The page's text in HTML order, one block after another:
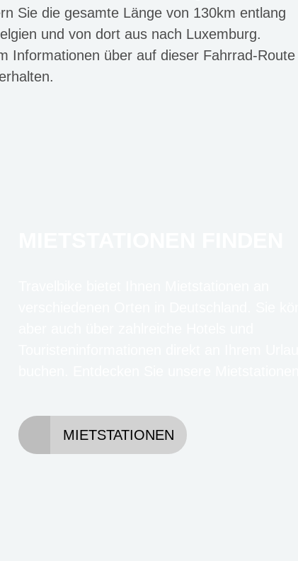
Sie die gesamte Länge von 130km entlang
und von dort aus nach Luxemburg.
Informationen über auf dieser Fahrrad-Route
MIETSTATIONEN